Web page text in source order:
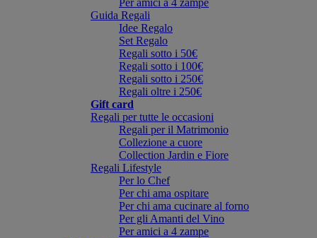
Per amici a 4 zampe
Guida Regali
Idee Regalo
Set Regalo
Regali sotto i 50€
Regali sotto i 100€
Regali sotto i 250€
Regali oltre i 250€
Gift card
Regali per tutte le occasioni
Regali per il Matrimonio
Collezione a cuore
Collection Jardin e Fiore
Regali Lifestyle
Per lo Chef
Per chi ama ospitare
Per chi ama cucinare al forno
Per gli Amanti del Vino
Per amici a 4 zampe